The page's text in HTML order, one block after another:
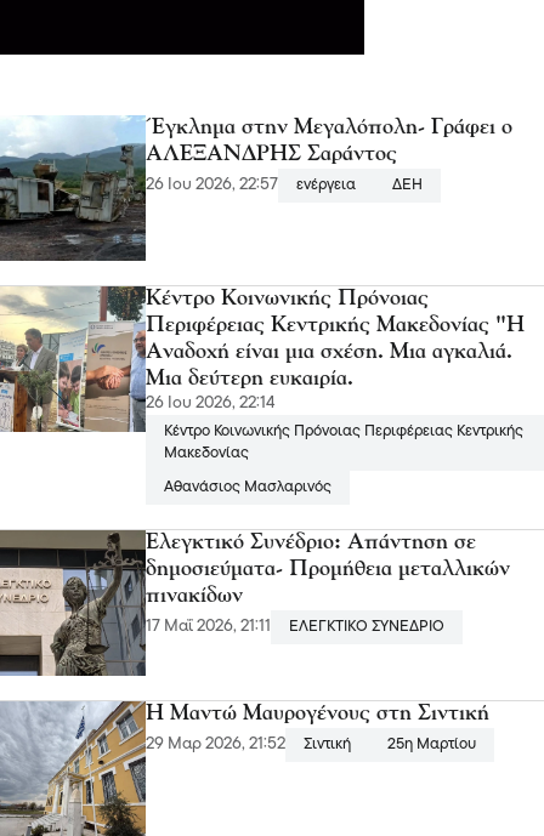
Έγκλημα στην Μεγαλόπολη- Γράφει ο
ΑΛΕΞΑΝΔΡΗΣ Σαράντος
26 Ιου 2026, 22:57 ενέργεια ΔΕΗ
Κέντρο Κοινωνικής Πρόνοιας
Περιφέρειας Κεντρικής Μακεδονίας "Η
Αναδοχή είναι μια σχέση. Μια αγκαλιά.
Μια δεύτερη ευκαιρία.
26 Ιου 2026, 22:14
Κέντρο Κοινωνικής Πρόνοιας Περιφέρειας Κεντρικής
Μακεδονίας
Αθανάσιος Μασλαρινός
Ελεγκτικό Συνέδριο: Απάντηση σε
δημοσιεύματα- Προμήθεια μεταλλικών
πινακίδων
17 Μαΐ 2026, 21:11 ΕΛΕΓΚΤΙΚΟ ΣΥΝΕΔΡΙΟ
Η Μαντώ Μαυρογένους στη Σιντική
29 Μαρ 2026, 21:52 Σιντική 25η Μαρτίου